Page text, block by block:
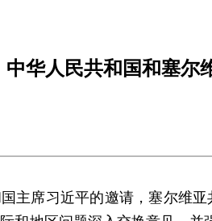
中华人民共和国和塞尔
主席习近平的邀请，塞尔维